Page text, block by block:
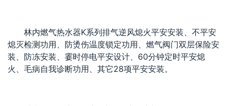
林内燃气热水器K系列排气逆风熄火平安安装、不平安
熄灭检测功用、防烫伤温度锁定功用、燃气阀门双层保险安
装、防冻安装、霎时停电平安设计、60分钟定时平安熄
火、毛病自我诊断功用、其它28项平安安装。